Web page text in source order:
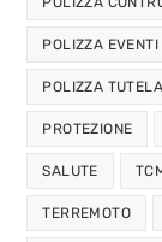
POLIZZA EVENTI
POLIZZA
PROTEZIONE
SALUTE
TERREMOTO